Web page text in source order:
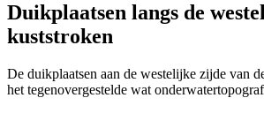
Duikplaatsen langs de
kuststroken
De duikplaatsen aan de westelijke zijde van
het tegenovergestelde wat